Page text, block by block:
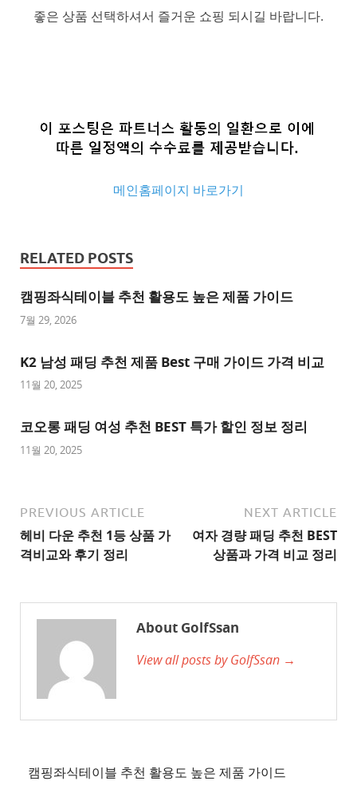
좋은 상품 선택하셔서 즐거운 쇼핑 되시길 바랍니다.
메인홈페이지 바로가기
사
이
트
천
사
트
1
사
이
트
추
사
RELATED POSTS
캠핑좌식테이블 추천 활용도 높은 제품 가이드
7월 29, 2026
K2 남성 패딩 추천 제품 Best 구매 가이드 가격 비교
11월 20, 2025
코오롱 패딩 여성 추천 BEST 특가 할인 정보 정리
11월 20, 2025
PREVIOUS ARTICLE
헤비 다운 추천 1등 상품 가
격비교와 후기 정리
NEXT ARTICLE
여자 경량 패딩 추천 BEST
상품과 가격 비교 정리
About GolfSsan
View all posts by GolfSsan →
캠핑좌식테이블 추천 활용도 높은 제품 가이드